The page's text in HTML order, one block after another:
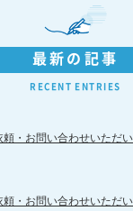
最新の記事
RECENT ENTRIES
・お問い合わせいただ
・お問い合わせいただ